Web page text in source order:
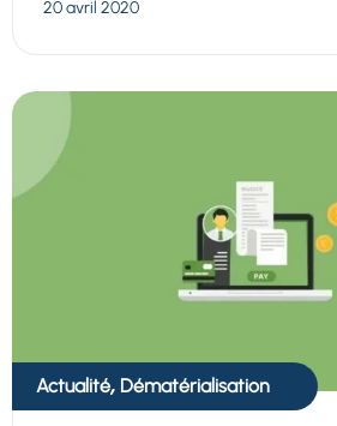
20 avril 2020
Actualité, Dématérialisation